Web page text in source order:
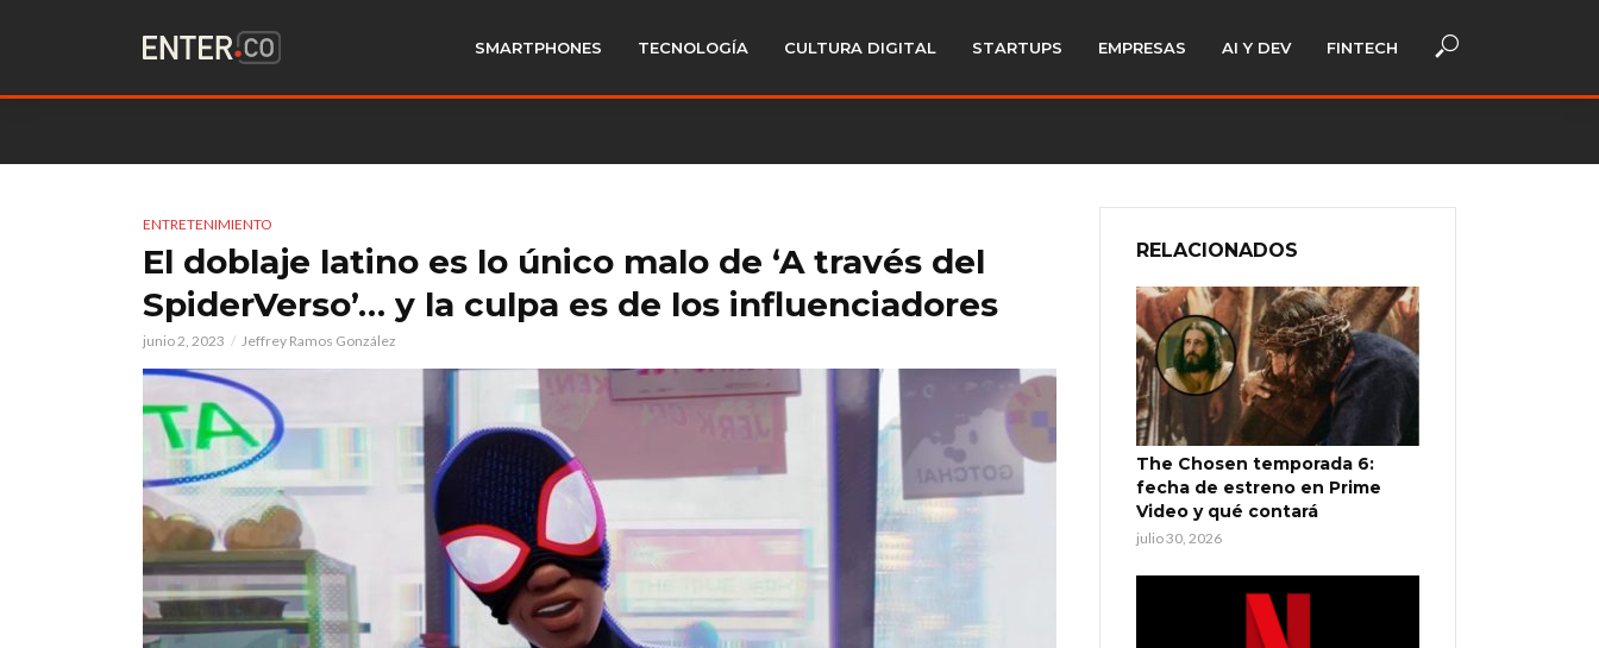
SMARTPHONES TECNOLOGÍA CULTURA DIGITAL STARTUPS EMPRESAS AI Y DEV FINTECH
ENTRETENIMIENTO
El doblaje latino es lo único malo de ‘A través del
SpiderVerso’… y la culpa es de los influenciadores
junio 2, 2023 Jeffrey Ramos González
RELACIONADOS
The Chosen temporada 6:
fecha de estreno en Prime
Video y qué contará
julio 30, 2026